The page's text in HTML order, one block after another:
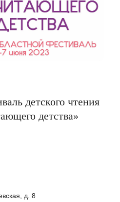
детского чтения
детства»
д. 8